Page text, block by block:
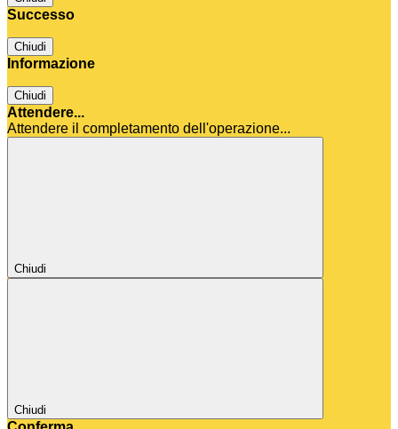
Successo
Chiudi
Informazione
Chiudi
Attendere...
Attendere il completamento dell'operazione...
Chiudi
Chiudi